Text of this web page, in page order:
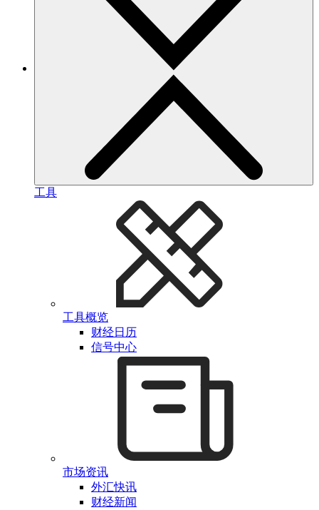
工具
工具概览
财经日历
信号中心
市场资讯
外汇快讯
财经新闻